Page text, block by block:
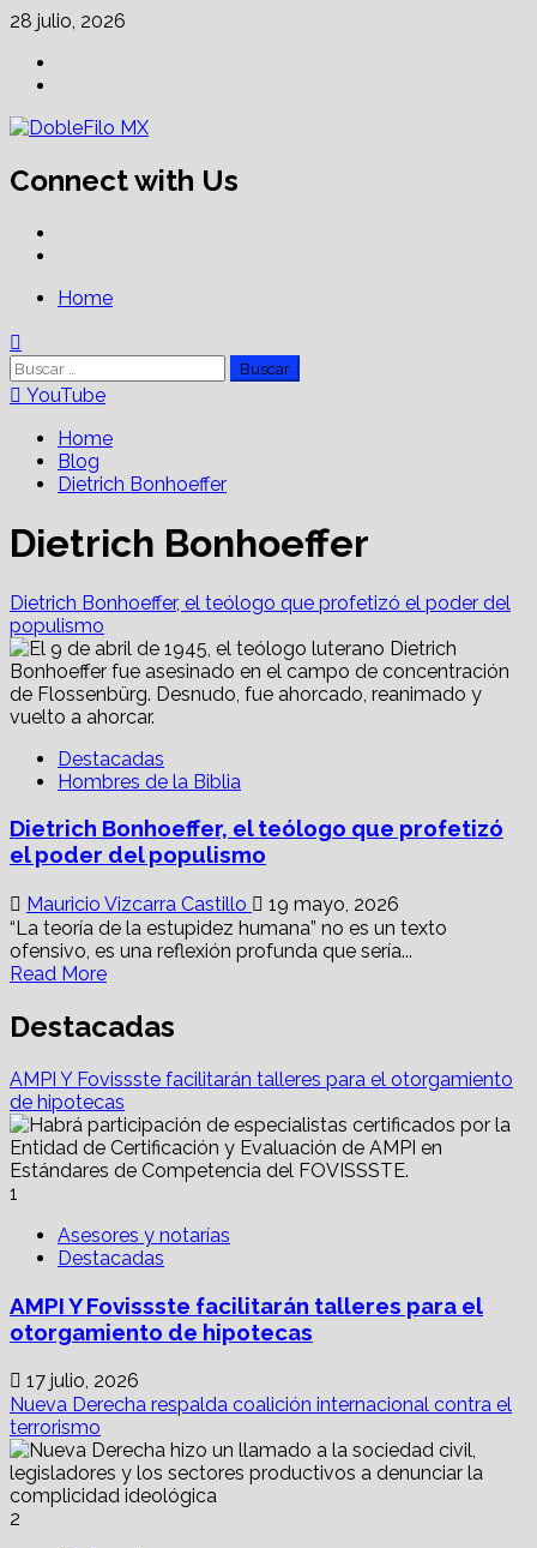
Skip
content
28 julio, 2026
Connect with Us
PrimaryHome
Buscar:
YouTube
Home
Blog
Dietrich Bonhoeffer
Dietrich Bonhoeffer
Dietrich Bonhoeffer, el teólogo que profetizó el poder del
populismo
Destacadas
Hombres de la Biblia
Dietrich Bonhoeffer, el teólogo que profetizó
el poder del populismo
Mauricio Vizcarra Castillo
19 mayo, 2026
“La teoría de la estupidez humana” no es un texto
ofensivo, es una reflexión profunda que sería...
Read MoreRead
about
Dietrich
el
teólogo
que
profetizó
el
populismo
Destacadas
AMPI Y Fovissste facilitarán talleres para el otorgamiento
de hipotecas
1
Asesores y notarías
Destacadas
AMPI Y Fovissste facilitarán talleres para el
otorgamiento de hipotecas
17 julio, 2026
Nueva Derecha respalda coalición internacional contra el
terrorismo
2